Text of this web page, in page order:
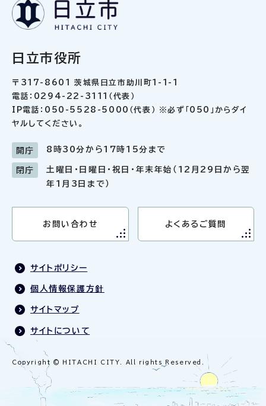
日立市役所
〒317-8601 茨城県日立市助川町1-1-1
電話：0294-22-3111（代表）
IP電話：050-5528-5000（代表） ※必ず「050」からダイ
ヤルしてください。
開庁 8時30分から17時15分まで
閉庁
土曜日・日曜日・祝日・年末年始（12月29日から翌
年1月3日まで）
お問い合わせ よくあるご質問
サイトポリシー
個人情報保護方針
サイトマップ
サイトについて
Copyright © HITACHI CITY. All rights Reserved.